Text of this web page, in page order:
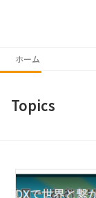
ホーム
Topics